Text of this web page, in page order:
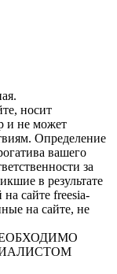
носит
и не может
Определение
вашего
за
в результате
сайте freesia-
на сайте, не